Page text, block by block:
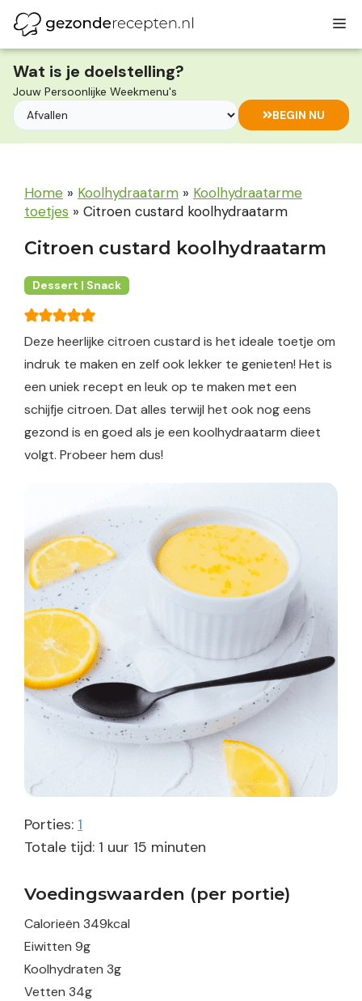
naar
de
inhoud
Wat is je doelstelling?
Jouw Persoonlijke Weekmenu's
BEGIN NU
Home » Koolhydraatarm » Koolhydraatarme
toetjes » Citroen custard koolhydraatarm
Citroen custard koolhydraatarm
Dessert | Snack
Deze heerlijke citroen custard is het ideale toetje om
indruk te maken en zelf ook lekker te genieten! Het is
een uniek recept en leuk op te maken met een
schijfje citroen. Dat alles terwijl het ook nog eens
gezond is en goed als je een koolhydraatarm dieet
volgt. Probeer hem dus!
Porties: 1
Totale tijd: 1 uur
uur 15 minuten
minuten
Voedingswaarden (per portie)
Calorieën 349kcal
Eiwitten 9g
Koolhydraten 3g
Vetten 34g